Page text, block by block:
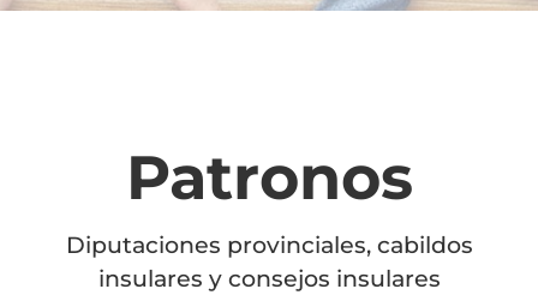
Patronos
Diputaciones provinciales, cabildos
insulares y consejos insulares